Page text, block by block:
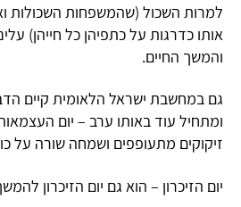
למרות השכול (שהמשפחות השכולות
אותו כדרגות על כתפיהן כל חייהן)
והמשך החיים.
גם במחשבת ישראל הלאומית קיים
ומתחיל עוד באותו ערב – יום העצמאות
זיקוקים מתעופפים ושמחה שורה על
יום הזיכרון – הוא גם יום הזיכרון